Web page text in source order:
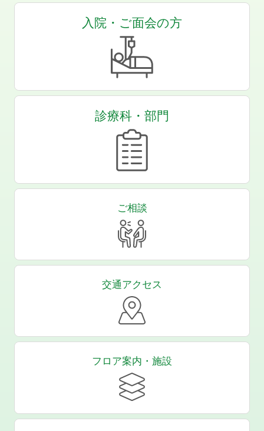
入院・ご面会の方
診療科・部門
ご相談
交通アクセス
フロア案内・施設